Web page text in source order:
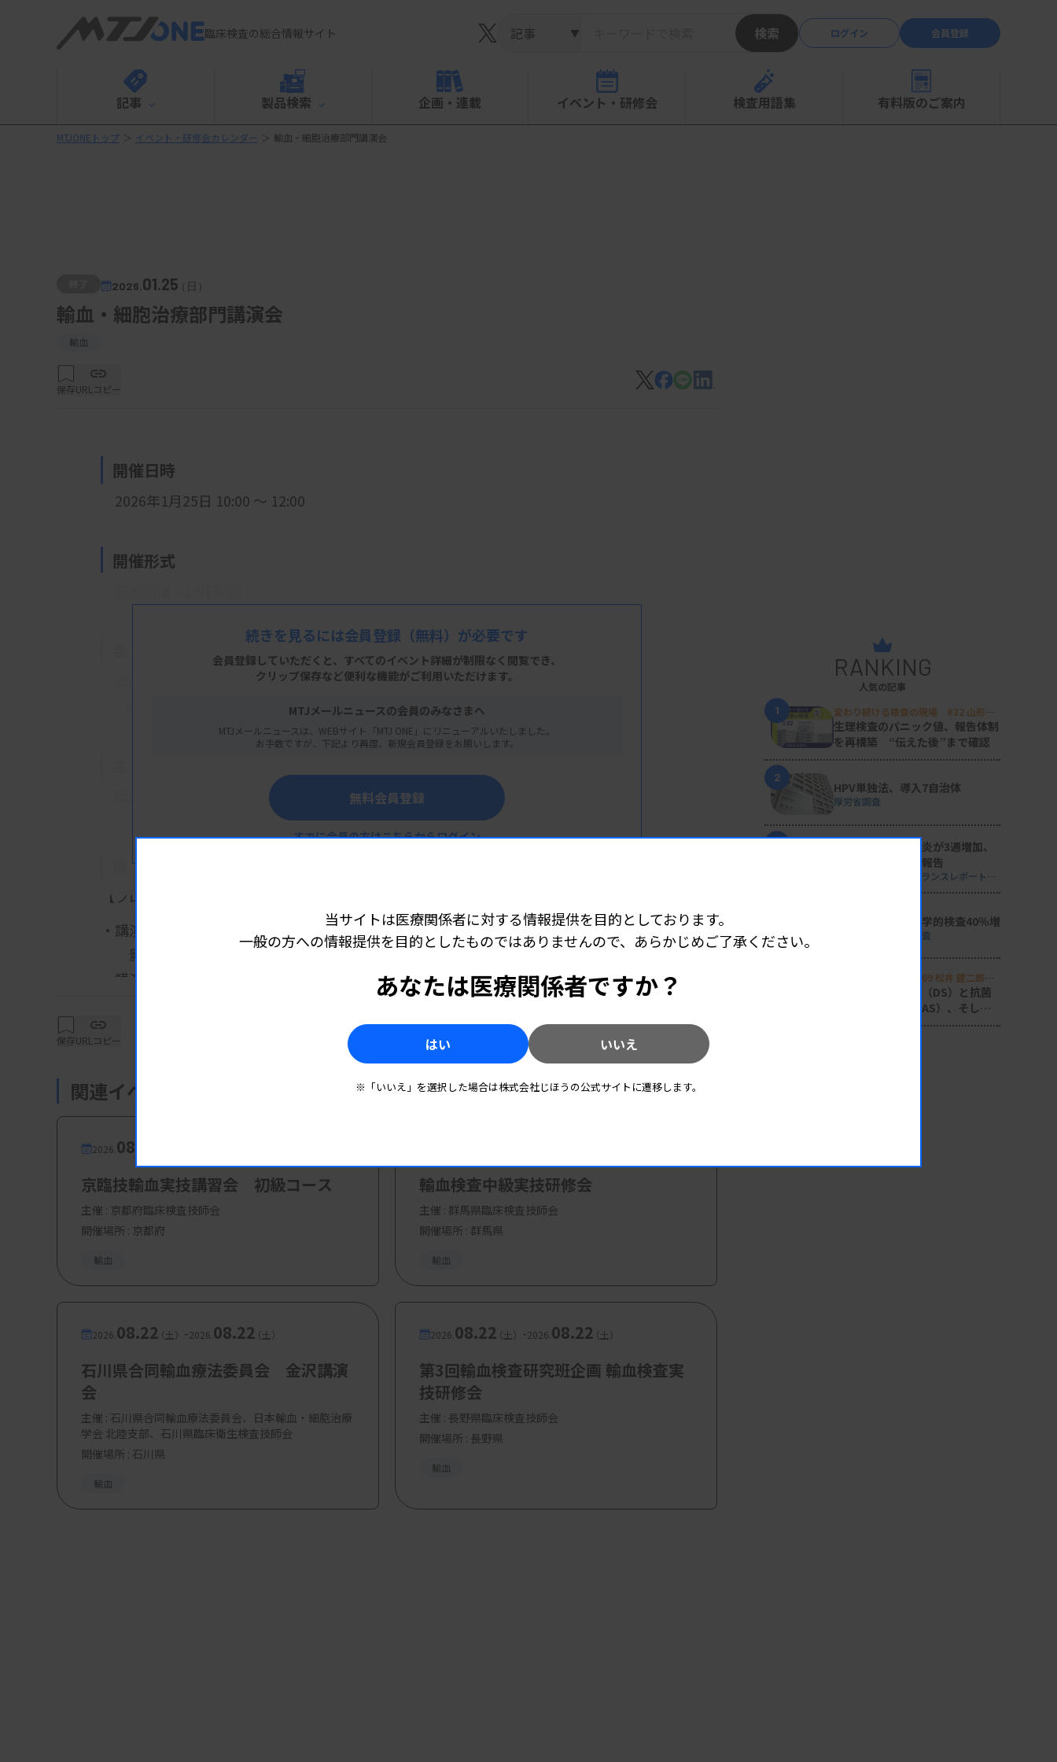
臨床検査の総合情報サイト ▼ 検索 ログイン 会員登録
記事 製品検索 企画・連載 イベント・研修会 検査用語集 有料版のご案内
MTJONEトップ ＞ イベント・研修会カレンダー ＞ 輸血・細胞治療部門講演会
2026. 01.25（日）
輸血・細胞治療部門講演会
輸血
保存URLコピー
開催日時
2026年1月25日 10:00 ～ 12:00
開催形式
岡山済生会外来センター病院管理棟4F
岡山県岡山市北区伊福町1丁目17−18
概 要
【プログラム】
・講演1：細菌スクリーニング導入後の血小板製剤について
影山雅一先生（岡山赤十字血液センター）
・講演2：輸血検査技師に求められること（技術編）
・講演3：トラブルシューティング（血液型検査）
柿沼幸利先生（バイオ・ラッドラボラトリーズ）
【参加費・定員など】
・参加費：日臨技会員500
詳細はこちら（外部リンク）
続きを見るには会員登録 （無料）が必要です
会員登録していただくと、すべてのイベント詳細が制限なく閲覧でき、
クリップ保存など便利な機能がご利用いただけます。
MTJメールニュースの会員のみなさまへ
MTJメールニュースは、WEBサイト「MTJ ONE」にリニューアルいたしました。
お手数ですが、下記より再度、新規会員登録をお願いします。
無料会員登録
すでに会員の方はこちらからログイン
保存URLコピー
関連イベント・研修会
2026. 08.08
京臨技輸血実技講習会 初級コース
主催 : 京都府臨床検査技師会
開催場所 : 京都府
輸血
輸血検査中級実技研修会
主催 : 群馬県臨床検査技師会
開催場所 : 群馬県
輸血
2026. 08.22（土） -2026. 08.22（土）
石川県合同輸血療法委員会 金沢講演
会
主催 : 石川県合同輸血療法委員会、日本輸血・細胞治療
学会 北陸支部、石川県臨床衛生検査技師会
開催場所 : 石川県
輸血
2026. 08.22（土） -2026. 08.22（土）
第3回輸血検査研究班企画 輸血検査実
技研修会
主催 : 長野県臨床検査技師会
開催場所 : 長野県
輸血
RANKING
人気の記事
1
変わり続ける検査の現場 #32 山形済
生病院
生理検査のパニック値、報告体制
を再構築 “伝えた後”まで確認
2
HPV単独法、導入7自治体
厚労省調査
マイコプラズマ肺炎が3週増加、
性感染症の動向も報告
週刊 感染症サーベイランスレポート
単一遺伝子の遺伝学的検査40％増
日衛協が2024年度調査
Voice of Lab. file 09 松井 建二郎
（藤田医科大学病院臨床検査部微生物
感染症の診断支援（DS）と抗菌
薬適正使用支援（AS）、そして
当サイトは医療関係者に対する情報提供を目的としております。
一般の方への情報提供を目的としたものではありませんので、あらかじめご了承ください。
あなたは医療関係者ですか？
はい いいえ
※「いいえ」を選択した場合は株式会社じほうの公式サイトに遷移します。